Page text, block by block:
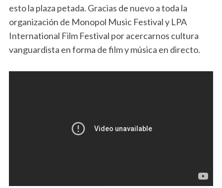
esto la plaza petada. Gracias de nuevo a toda la
organización de Monopol Music Festival y LPA
International Film Festival por acercarnos cultura
vanguardista en forma de film y música en directo.